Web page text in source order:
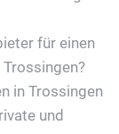
für einen
in Trossingen
und